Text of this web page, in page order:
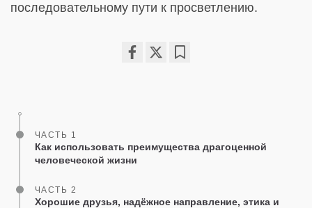
последовательному пути к просветлению.
ЧАСТЬ 1
Как использовать преимущества драгоценной
человеческой жизни
ЧАСТЬ 2
Хорошие друзья, надёжное направление, этика и